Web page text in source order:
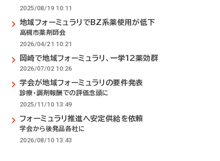
2025/08/19 10:11
地域フォーミュラリでBZ系薬使用が低下
高槻市薬剤師会
2026/04/21 10:21
岡崎で地域フォーミュラリ、一挙12薬効群
2026/07/02 10:26
学会が地域フォーミュラリの要件発表
診療・調剤報酬での評価念頭に
2025/11/10 13:49
フォーミュラリ推進へ安定供給を依頼
学会から後発品各社に
2026/08/10 13:43